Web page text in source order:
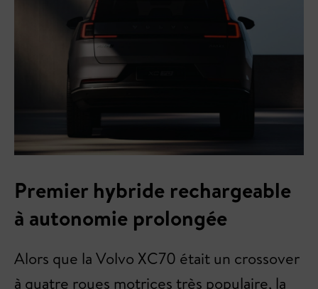
Premier hybride rechargeable
à autonomie prolongée
Alors que la Volvo XC70 était un crossover
à quatre roues motrices très populaire, la